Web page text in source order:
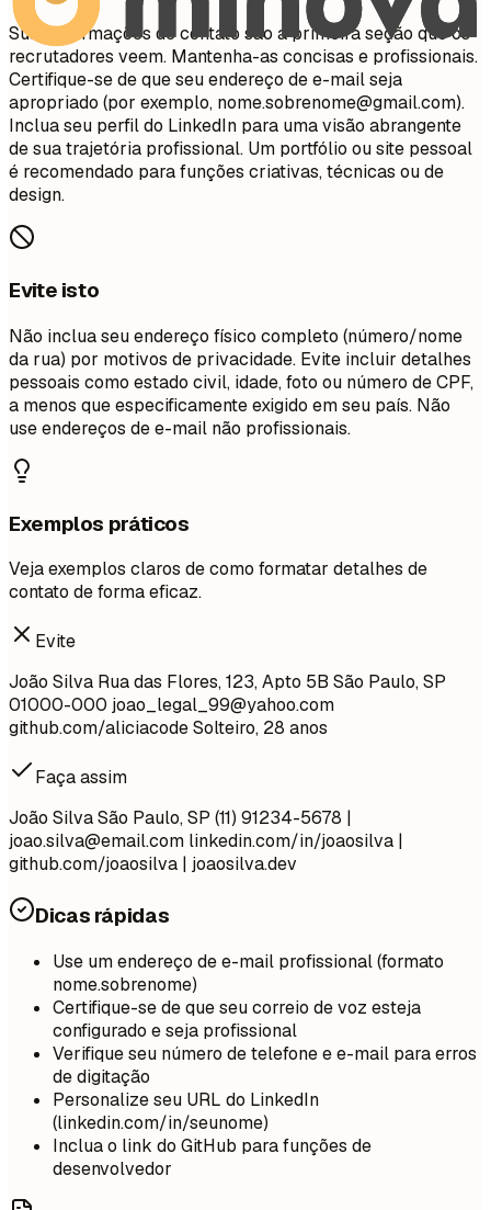
Suas informações de contato são a primeira seção que os
recrutadores veem. Mantenha-as concisas e profissionais.
Certifique-se de que seu endereço de e-mail seja
apropriado (por exemplo, nome.sobrenome@gmail.com).
Inclua seu perfil do LinkedIn para uma visão abrangente
de sua trajetória profissional. Um portfólio ou site pessoal
é recomendado para funções criativas, técnicas ou de
design.
Evite isto
Não inclua seu endereço físico completo (número/nome
da rua) por motivos de privacidade. Evite incluir detalhes
pessoais como estado civil, idade, foto ou número de CPF,
a menos que especificamente exigido em seu país. Não
use endereços de e-mail não profissionais.
Exemplos práticos
Veja exemplos claros de como formatar detalhes de
contato de forma eficaz.
Evite
João Silva Rua das Flores, 123, Apto 5B São Paulo, SP
01000-000 joao_legal_99@yahoo.com
github.com/aliciacode Solteiro, 28 anos
Faça assim
João Silva São Paulo, SP (11) 91234-5678 |
joao.silva@email.com linkedin.com/in/joaosilva |
github.com/joaosilva | joaosilva.dev
Dicas rápidas
Use um endereço de e-mail profissional (formato
nome.sobrenome)
Certifique-se de que seu correio de voz esteja
configurado e seja profissional
Verifique seu número de telefone e e-mail para erros
de digitação
Personalize seu URL do LinkedIn
(linkedin.com/in/seunome)
Inclua o link do GitHub para funções de
desenvolvedor